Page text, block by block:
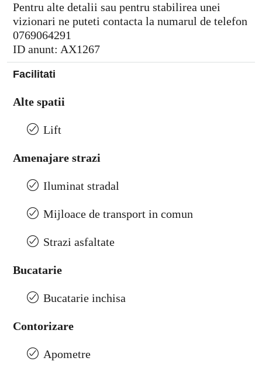
Pentru alte detalii sau pentru stabilirea unei
vizionari ne puteti contacta la numarul de telefon
0769064291
ID anunt: AX1267
Facilitati
Alte spatii
Lift
Amenajare strazi
Iluminat stradal
Mijloace de transport in comun
Strazi asfaltate
Bucatarie
Bucatarie inchisa
Contorizare
Apometre